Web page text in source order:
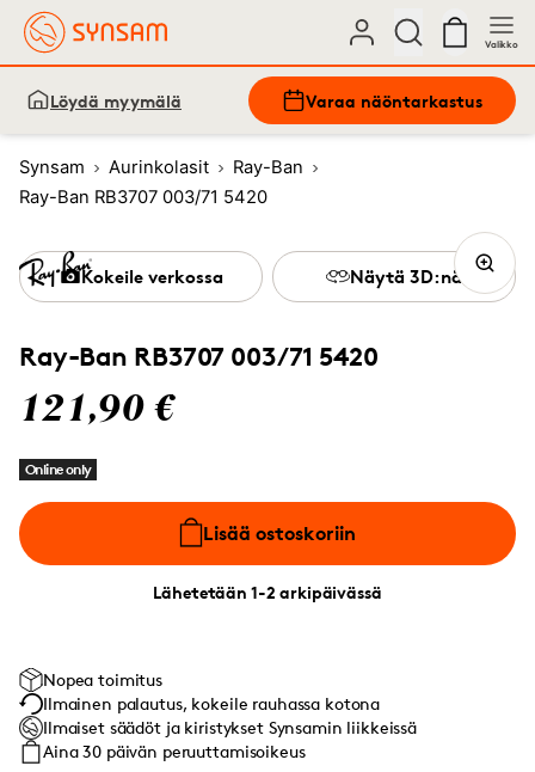
Valikko
Löydä myymälä Varaa näöntarkastus
Synsam Aurinkolasit
Ray-Ban
Ray-Ban RB3707 003/71 5420
Ray-Ban RB3707 003/71 5420
121,90 €
Online only
Lisää ostoskoriin
Lähetetään 1-2 arkipäivässä
Kokeile verkossa Näytä 3D:nä
Nopea toimitus
Ilmainen palautus, kokeile rauhassa kotona
Ilmaiset säädöt ja kiristykset Synsamin liikkeissä
Aina 30 päivän peruuttamisoikeus